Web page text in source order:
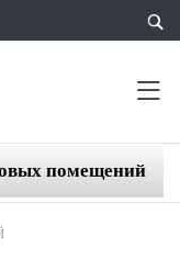
помещений